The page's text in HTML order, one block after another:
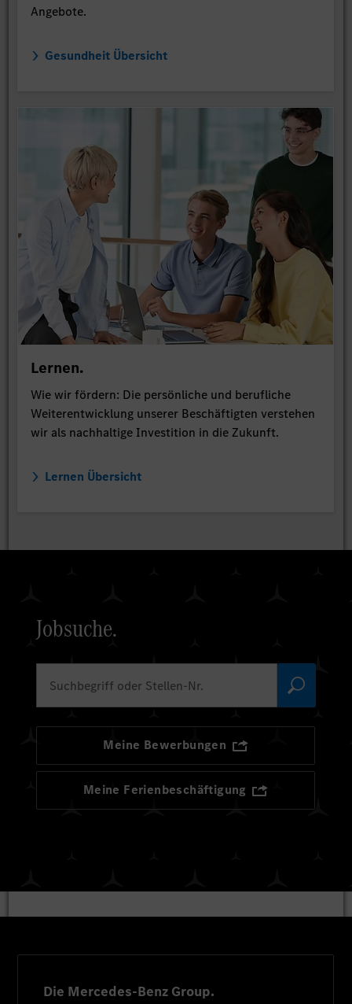
Angebote.
Gesundheit Übersicht
Lernen.
Wie wir fördern: Die persönliche und berufliche
Weiterentwicklung unserer Beschäftigten verstehen
wir als nachhaltige Investition in die Zukunft.
Lernen Übersicht
Jobsuche.
Suchbegriff oder Stellen-Nr.
Meine Bewerbungen
Meine Ferienbeschäftigung
Die Mercedes-Benz Group.